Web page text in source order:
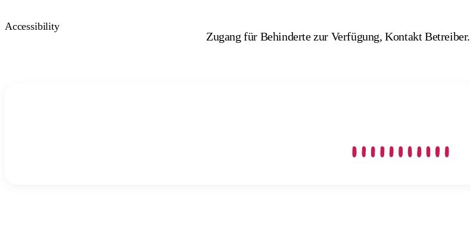
Accessibility
Zugang für Behinderte zur Verfügung, Kontakt Betreiber.